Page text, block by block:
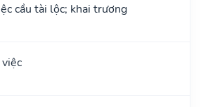
cầu tài lộc; khai trương